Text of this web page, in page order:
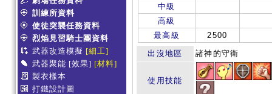
訓練所資料
使徒突襲任務資料
烈焰見習騎士團資料
武器改造模擬 [細工]
武器聚能 [效果] [材料]
製衣樣本
打鐵設計圖
中級
高級
最高級
2500
出沒地區
諸神的守衛
使用技能